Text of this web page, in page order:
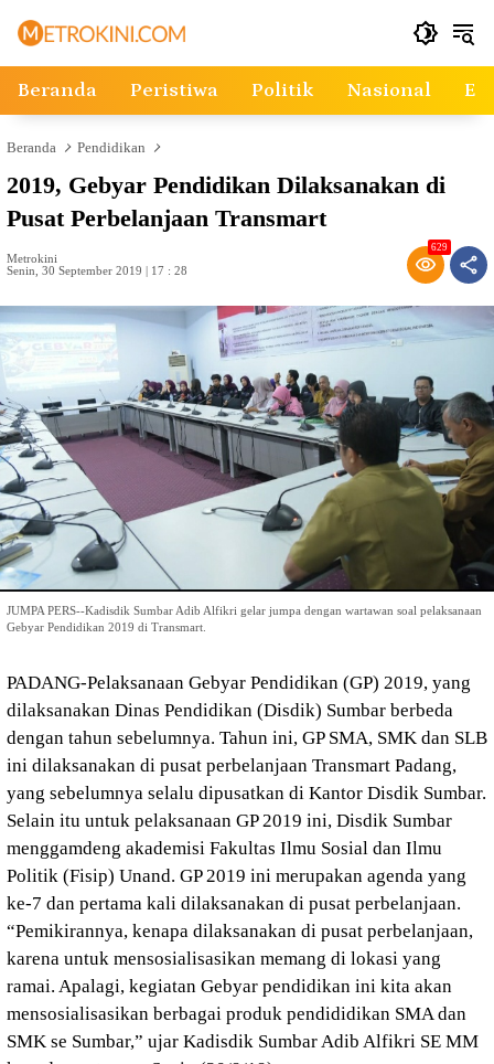
Beranda Peristiwa Politik Nasional
Beranda Pendidikan
2019, Gebyar Pendidikan Dilaksanakan di
Pusat Perbelanjaan Transmart
Metrokini
Senin, 30 September 2019 | 17 : 28
629
JUMPA PERS--Kadisdik Sumbar Adib Alfikri gelar jumpa dengan wartawan soal pelaksanaan
Gebyar Pendidikan 2019 di Transmart.
PADANG-Pelaksanaan Gebyar Pendidikan (GP) 2019, yang
dilaksanakan Dinas Pendidikan (Disdik) Sumbar berbeda
dengan tahun sebelumnya. Tahun ini, GP SMA, SMK dan SLB
ini dilaksanakan di pusat perbelanjaan Transmart Padang,
yang sebelumnya selalu dipusatkan di Kantor Disdik Sumbar.
Selain itu untuk pelaksanaan GP 2019 ini, Disdik Sumbar
menggamdeng akademisi Fakultas Ilmu Sosial dan Ilmu
Politik (Fisip) Unand. GP 2019 ini merupakan agenda yang
ke-7 dan pertama kali dilaksanakan di pusat perbelanjaan.
“Pemikirannya, kenapa dilaksanakan di pusat perbelanjaan,
karena untuk mensosialisasikan memang di lokasi yang
ramai. Apalagi, kegiatan Gebyar pendidikan ini kita akan
mensosialisasikan berbagai produk pendididikan SMA dan
SMK se Sumbar,” ujar Kadisdik Sumbar Adib Alfikri SE MM